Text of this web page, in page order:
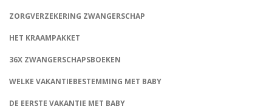
ZORGVERZEKERING ZWANGERSCHAP
HET KRAAMPAKKET
36X ZWANGERSCHAPSBOEKEN
WELKE VAKANTIEBESTEMMING MET BABY
DE EERSTE VAKANTIE MET BABY